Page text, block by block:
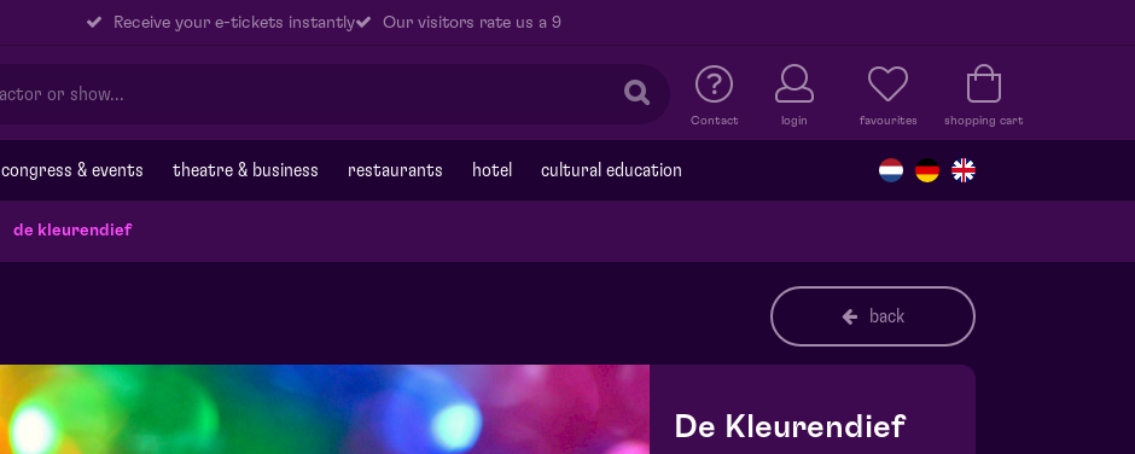
Receive your e-tickets instantly Our visitors rate us a 9
Contact login favourites shopping cart
congress & events theatre & business restaurants hotel cultural education
de kleurendief
back
De Kleurendief